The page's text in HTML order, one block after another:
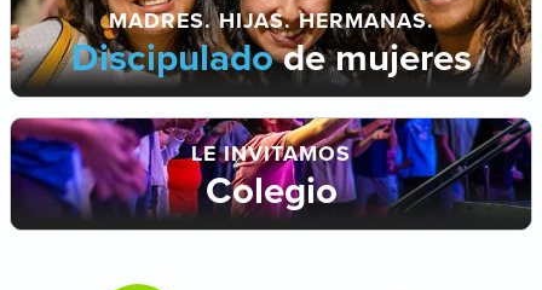
MADRES. HIJAS. HERMANAS.
Discipuladode mujeres
LE INVITAMOS
Colegio